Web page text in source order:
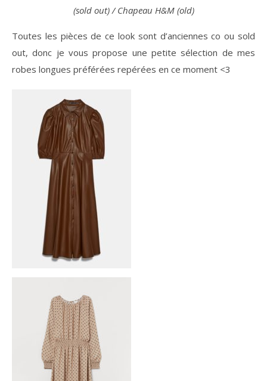
(sold out) / Chapeau H&M (old)
Toutes les pièces de ce look sont d’anciennes co ou sold
out, donc je vous propose une petite sélection de mes
robes longues préférées repérées en ce moment <3